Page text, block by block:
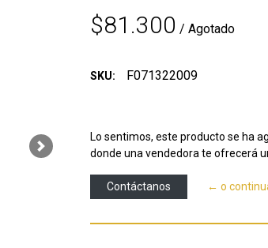
Next
$81.300 / Agotado
SKU: F071322009
Lo sentimos, este producto se ha
donde una vendedora te ofrecerá
Contáctanos ← o